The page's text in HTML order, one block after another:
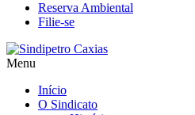
Reserva Ambiental
Filie-se
Menu
Início
O Sindicato